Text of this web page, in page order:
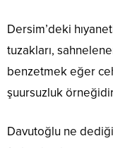
Dersim’deki
tuzakları,
benzetmek eğer
şuursuzluk
Davutoğlu ne